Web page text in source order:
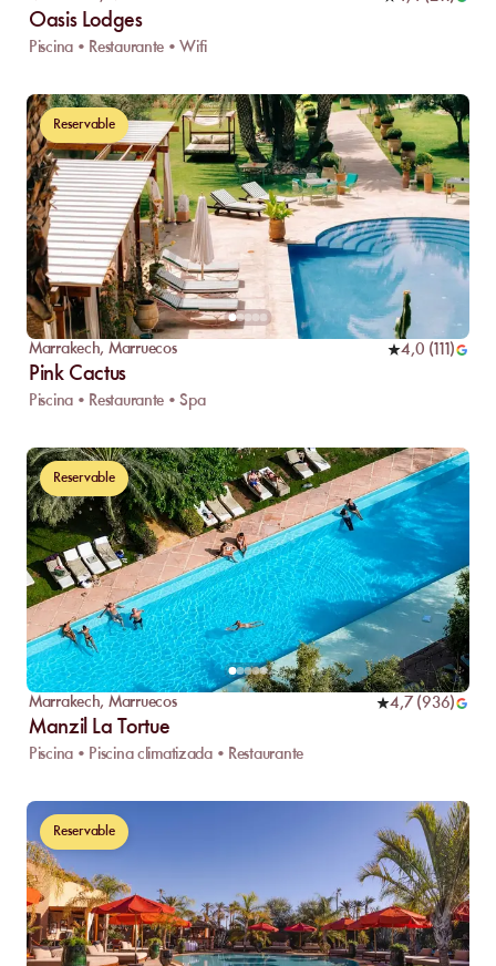
Oasis Lodges
Piscina • Restaurante • Wifi
Reservable
Marrakech, Marruecos 4,0 (111 )
Pink Cactus
Piscina • Restaurante • Spa
Reservable
Marrakech, Marruecos 4,7(936)
Manzil La Tortue
Piscina • Piscina climatizada • Restaurante
Reservable